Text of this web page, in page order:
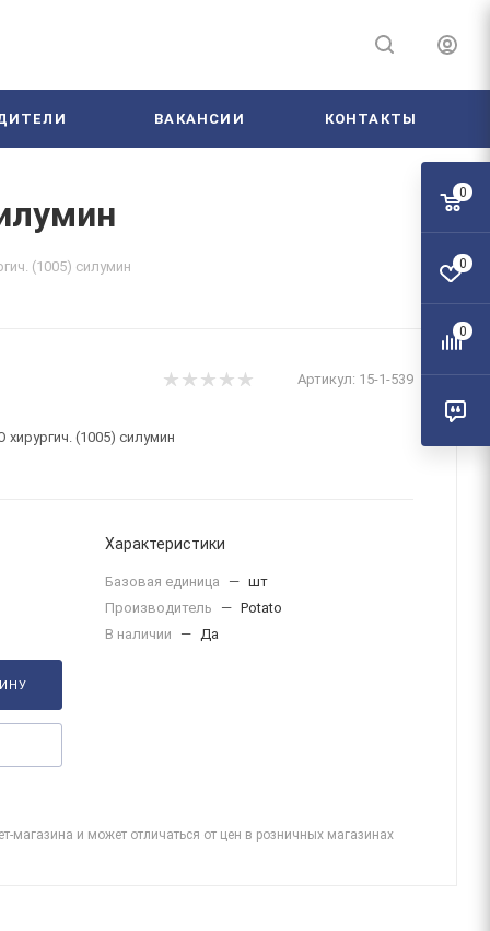
ВАКАНСИИ КОНТАКТЫ
(1005) силумин
Артикул: 15-1-539
(1005) силумин
Характеристики
Базовая единица — шт
Производитель
— Potato
В наличии
— Да
магазина и может отличаться от цен в розничных магазинах
0
0
0